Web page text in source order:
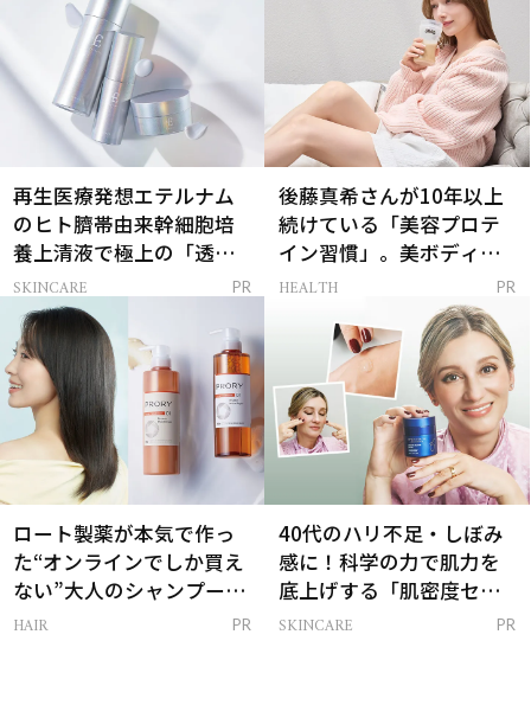
再生医療発想エテルナム
のヒト臍帯由来幹細胞培
養上清液で極上の「透明
感ハリ肌」へ
SKINCARE PR
後藤真希さんが10年以上
続けている「美容プロテ
イン習慣」。美ボディを
支える朝ルーティンと
HEALTH PR
ロート製薬が本気で作っ
た“オンラインでしか買え
ない”大人のシャンプー＆
トリートメントって？
HAIR PR
40代のハリ不足・しぼみ
感に！科学の力で肌力を
底上げする「肌密度セラ
ム」
SKINCARE PR